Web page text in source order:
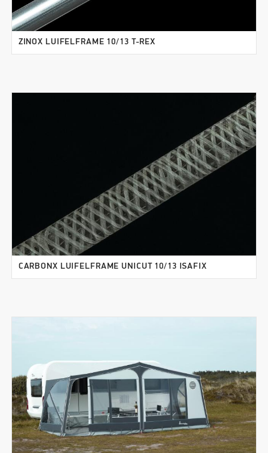
ZINOX LUIFELFRAME 10/13 T-REX
CARBONX LUIFELFRAME UNICUT 10/13 ISAFIX